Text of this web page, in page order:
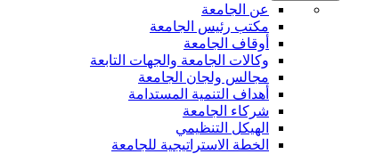
عن الجامعة
مكتب رئيس الجامعة
أوقاف الجامعة
وكالات الجامعة والجهات التابعة
مجالس ولجان الجامعة
أهداف التنمية المستدامة
شركاء الجامعة
الهيكل التنظيمي
الخطة الاستراتيجية للجامعة